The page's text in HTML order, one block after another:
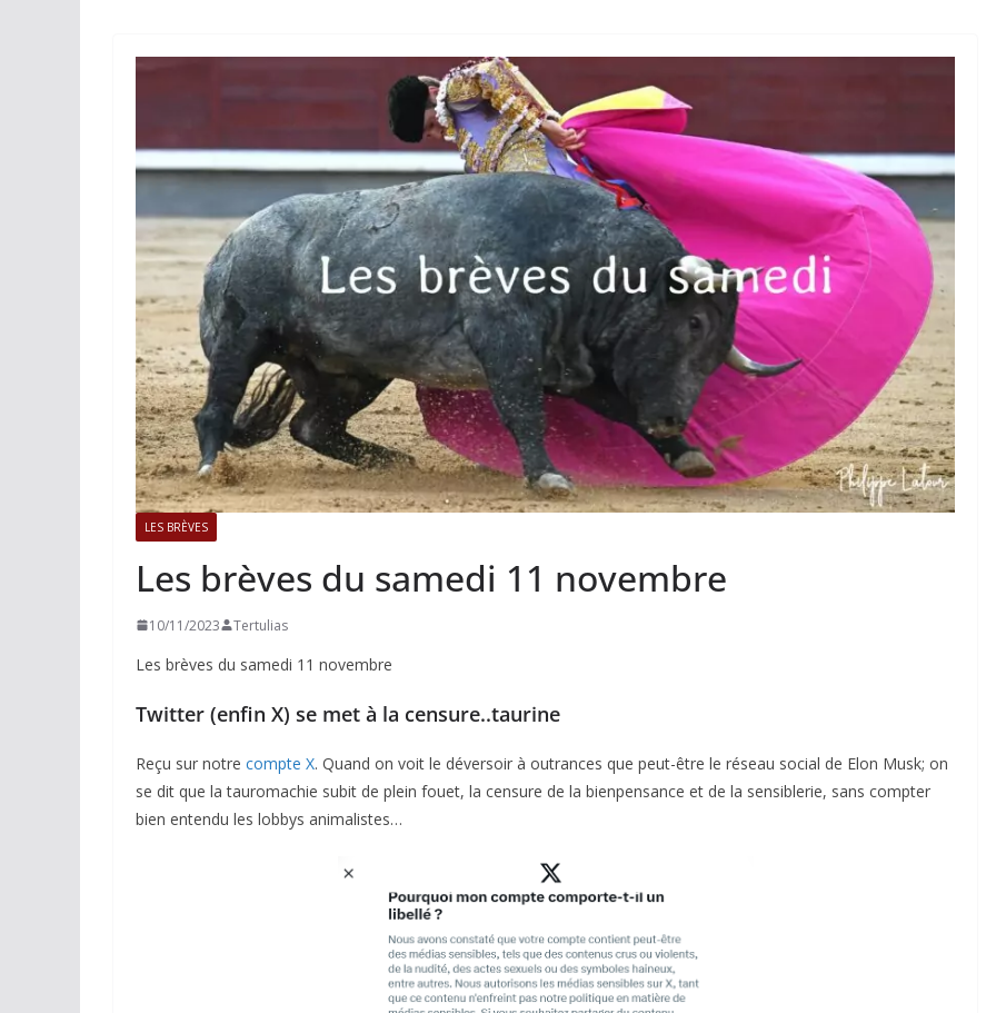
LES BRÈVES
Les brèves du samedi 11 novembre
10/11/2023 Tertulias
Les brèves du samedi 11 novembre
Twitter (enfin X) se met à la censure..taurine
Reçu sur notre compte X. Quand on voit le déversoir à outrances que peut-être le réseau social de Elon Musk; on
se dit que la tauromachie subit de plein fouet, la censure de la bienpensance et de la sensiblerie, sans compter
bien entendu les lobbys animalistes…
ACTUALITÉS TAURINES PHOTOS TAURINES 2026
Istres, l’ouverture en
photos
19/06/2026 Tertulias
ACTUALITÉS TAURINES PHOTOS TAURINES 2026
Bayonne, la corrida des
fêtes en photos
17/07/2026 Tertulias